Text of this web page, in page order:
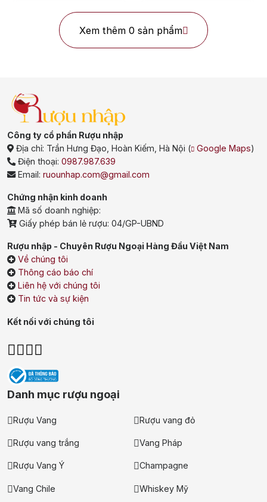
Rượu Vang Ý
Blended Scotch Whisky
Single Malt Scotch Whisky
Whiskey Mỹ
Thương hiệu nổi bật
Chivas Macallan Hibiki
Johnnie Walker
Absolut
Danzka
+ Ưu đãi giữa năm: Ngập tràn quà
tặng, gi rượu siêu hấp dẫn
+ Nhà cung cấp uy tín
Xem thêm 0 sản phẩm
Công ty cổ phần Rượu nhập
Địa chỉ: Trần Hưng Đạo, Hoàn Kiếm, Hà Nội ( Google Maps)
Điện thoại:0987.987.639
Email:ruounhap.com@gmail.com
Chứng nhận kinh doanh
Mã số doanh nghiệp:
Giấy phép bán lẻ rượu: 04/GP-UBND
Rượu nhập - Chuyên Rượu Ngoại Hàng Đầu Việt Nam
Về chúng tôi
Thông cáo báo chí
Liên hệ với chúng tôi
Tin tức và sự kiện
Kết nối với chúng tôi
Danh mục rượu ngoại
Rượu Vang Rượu vang đỏ
Rượu vang trắng Vang Pháp
Rượu Vang Ý Champagne
Vang Chile Whiskey Mỹ